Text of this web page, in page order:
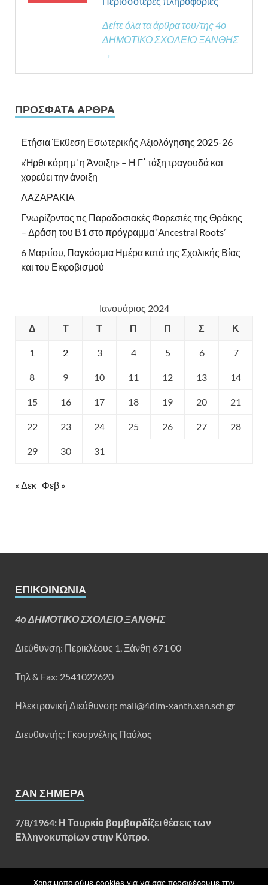
Δείτε όλα τα άρθρα του/της 4ο
ΔΗΜΟΤΙΚΟ ΣΧΟΛΕΙΟ ΞΑΝΘΗΣ
→
ΠΡΌΣΦΑΤΑ ΆΡΘΡΑ
Ετήσια Έκθεση Εσωτερικής Αξιολόγησης 2025-26
«Ήρθι κόρη μ’ η Άνοιξη» – Η Γ΄ τάξη τραγουδά και
χορεύει την άνοιξη
ΛΑΖΑΡΑΚΙΑ
Γνωρίζοντας τις Παραδοσιακές Φορεσιές της Θράκης
– Δράση του Β1 στο πρόγραμμα ‘Ancestral Roots’
6 Μαρτίου, Παγκόσμια Ημέρα κατά της Σχολικής Βίας
και του Εκφοβισμού
Ιανουάριος 2024
Δ
Τ Τ Π Π Σ Κ
1 2 3 4 5 6 7
8 9 10 11 12 13 14
15 16 17 18 19 20 21
22 23 24 25 26 27 28
29 30 31
« Δεκ Φεβ »
ΕΠΙΚΟΙΝΩΝΊΑ
4ο ΔΗΜΟΤΙΚΟ ΣΧΟΛΕΙΟ ΞΑΝΘΗΣ
Διεύθυνση: Περικλέους 1, Ξάνθη 671 00
Τηλ & Fax: 2541022620
Ηλεκτρονική Διεύθυνση: mail@4dim-xanth.xan.sch.gr
Διευθυντής: Γκουρνέλης Παύλος
ΣΑΝ ΣΉΜΕΡΑ
7/8/1964: Η Τουρκία βομβαρδίζει θέσεις των
Ελληνοκυπρίων στην Κύπρο.
Χρησιμοποιούμε cookies για να σας προσφέρουμε την